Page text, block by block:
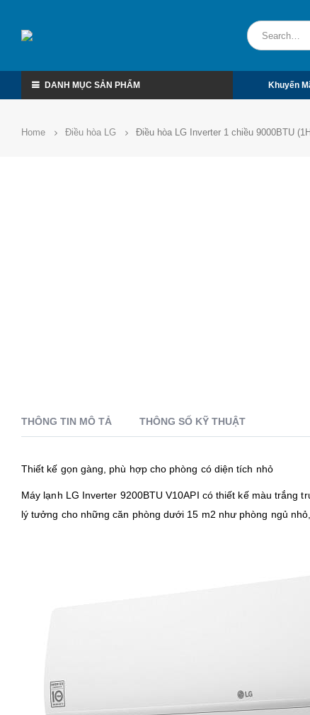
DANH MỤC SẢN PHẨM Khuyến
Home Điều hòa LG Điều hòa LG Inverter 1 chiều 9000BTU
THÔNG TIN MÔ TẢ THÔNG SỐ KỸ THUẬT
Thiết kế gọn gàng, phù hợp cho phòng có diện tích nhỏ
Máy lạnh LG Inverter 9200BTU V10API có thiết kế màu trắng
lý tưởng cho những căn phòng dưới 15 m2 như phòng ngủ